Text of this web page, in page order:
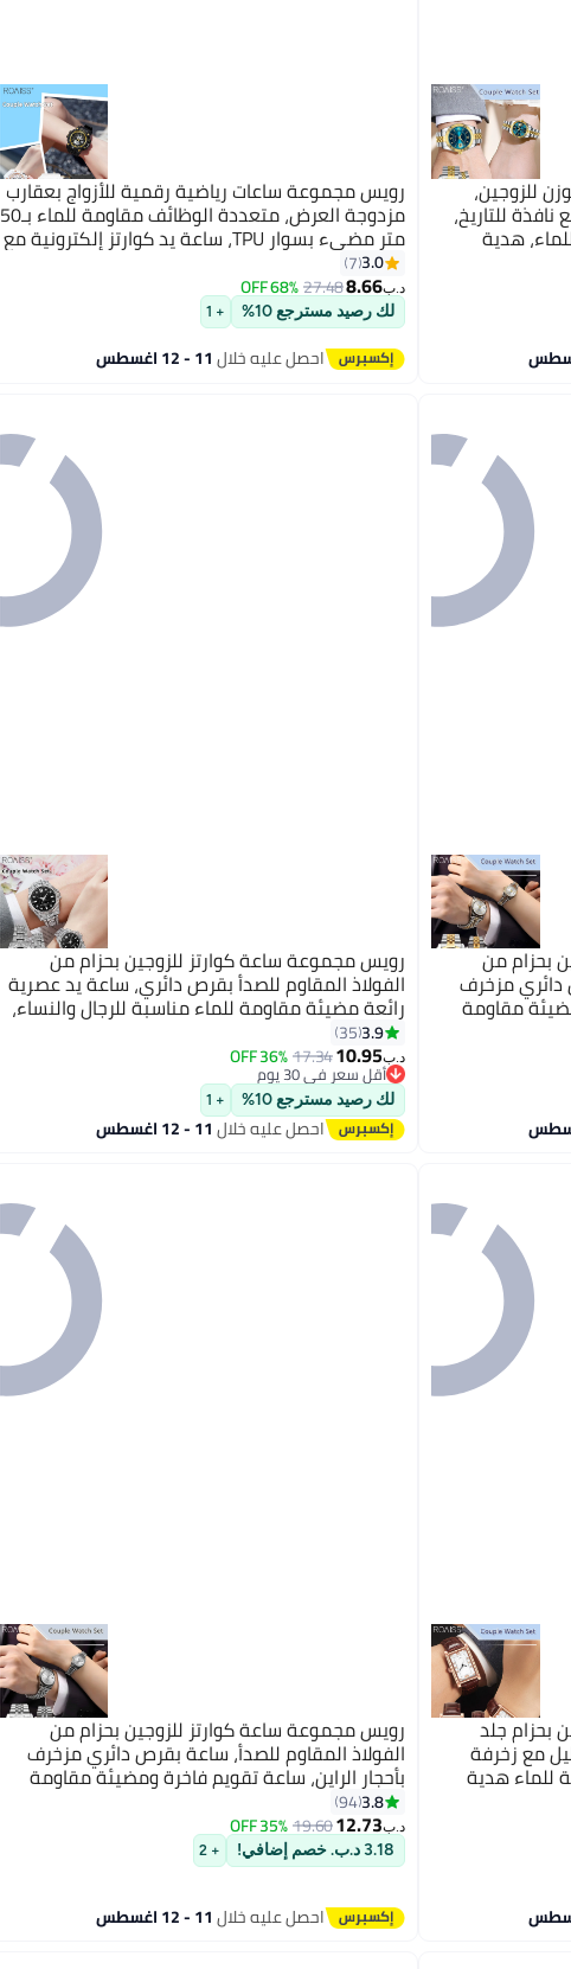
للزوجين،
للتاريخ،
هدية
رويس مجموعة ساعات رياضية رقمية للأزواج بعقارب
مزدوجة العرض، متعددة الوظائف مقاومة للماء بـ50
متر مضيء بسوار TPU، ساعة يد كوارتز إلكترونية مع
المنبه وساعة التوقيف للأنشطة الخارجية
3.0
7
د.ب‏8.66
27.48
68% OFF
لك رصيد مسترجع 10% + 1
احصل عليه خلال11 - 12 اغسطس
بحزام من
دائري مزخرف
مقاومة
رويس مجموعة ساعة كوارتز للزوجين بحزام من
الفولاذ المقاوم للصدأ بقرص دائري، ساعة يد عصرية
رائعة مضيئة مقاومة للماء مناسبة للرجال والنساء،
أسود وفضي
3.9
35
د.ب‏10.95
17.34
36% OFF
أقل سعر في 30 يوم
أقل سعر في 30 يوم
لك رصيد مسترجع 10% + 1
احصل عليه خلال11 - 12 اغسطس
بحزام جلد
مع زخرفة
للماء هدية
رويس مجموعة ساعة كوارتز للزوجين بحزام من
الفولاذ المقاوم للصدأ، ساعة بقرص دائري مزخرف
بأحجار الراين، ساعة تقويم فاخرة ومضيئة مقاومة
للماء هدية للرجال والنساء
3.8
94
د.ب‏12.73
19.60
35% OFF
3.18 د.ب. خصم إضافي! + 2
احصل عليه خلال11 - 12 اغسطس